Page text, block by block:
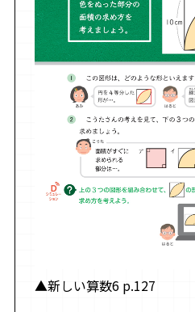
▲新しい算数6 p.127